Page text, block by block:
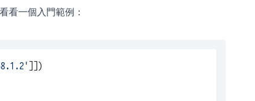
看一個入門範例：
' ]])